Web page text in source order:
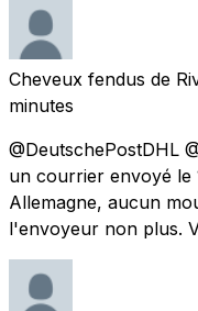
Cheveux fendus de
minutes
@DeutschePostDHL
un courrier envoyé le
Allemagne, aucun
l'envoyeur non plus.